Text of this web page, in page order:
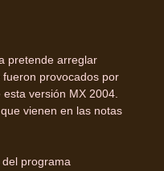
pretende arreglar
fueron provocados por
versión MX 2004.
vienen en las notas
del programa